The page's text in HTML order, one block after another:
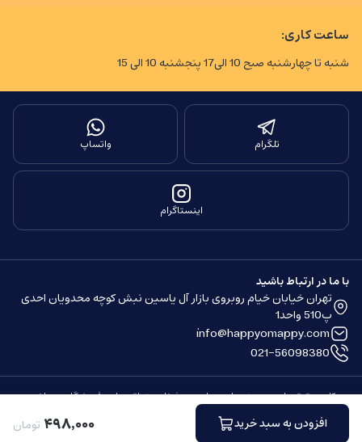
افزودن به سبد خرید ۴۹۸٬۰۰۰ تومان
ساعت کاری:
شنبه تا چهارشنبه صبح 10 الی17 پنجشنبه 10 الی 15
تلگرام واتساپ
اینستاگرام
با ما در ارتباط باشید
تهران خیابان خیام روبروی بازار آل یاسین نبش کوچه محدویان احدی
پ510 واحد1
info@happyomappy.com
021-56098380
کلیه حقوق مادی و معنوی این سایت محفوظ و متعلق به این فروشگاه می باشد.
ساخته شده توسط